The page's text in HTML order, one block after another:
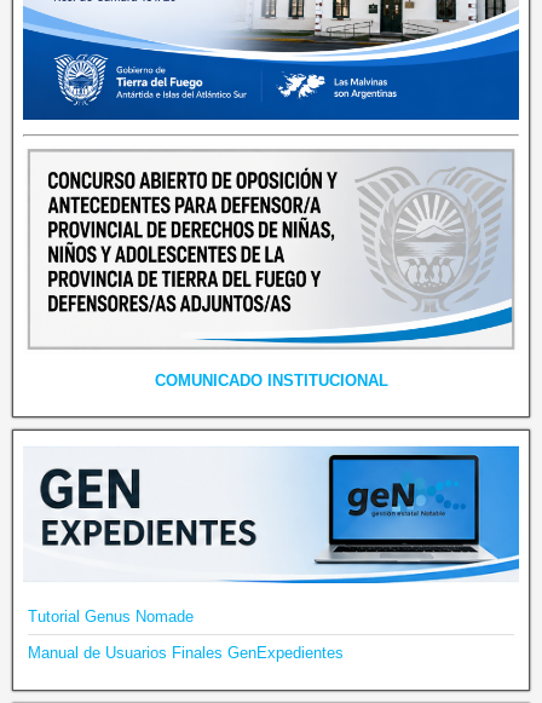
COMUNICADO INSTITUCIONAL
Tutorial Genus Nomade
Manual de Usuarios Finales GenExpedientes